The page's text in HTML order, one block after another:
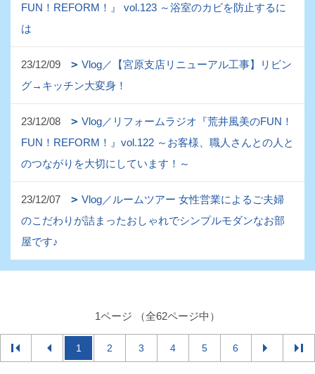
FUN！REFORM！』 vol.123 ～浴室のカビを防止するに
は
23/12/09
Vlog／【宮原支店リニューアル工事】リビン
グ→キッチン大変身！
23/12/08
Vlog／リフォームラジオ『荒井風美のFUN！
FUN！REFORM！』vol.122 ～お客様、職人さんとの人と
のつながりを大切にしています！～
23/12/07
Vlog／ルームツアー 女性営業によるご夫婦
のこだわりが詰まったおしゃれでシンプルモダンなお部
屋です♪
1ページ （全62ページ中）
1 2 3 4 5 6